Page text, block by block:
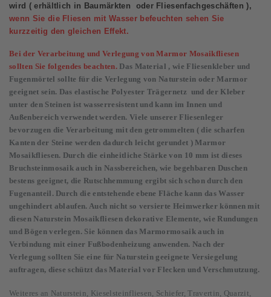
wird ( erhältlich in Baumärkten oder Fliesenfachgeschäften ),
wenn Sie die Fliesen mit Wasser befeuchten sehen Sie
kurzzeitig den gleichen Effekt.
Bei der Verarbeitung und Verlegung von Marmor Mosaikfliesen
sollten Sie folgendes beachten.Das Material , wie Fliesenkleber und
Fugenmörtel sollte für die Verlegung von Naturstein oder Marmor
geeignet sein. Das elastische Polyester Trägernetz und der Kleber
unter den Steinen ist wasserresistent und kann im Innen und
Außenbereich verwendet werden. Viele unserer Fliesenleger
bevorzugen die Verarbeitung mit den getrommelten ( die scharfen
Kanten der Steine werden dadurch leicht gerundet ) Marmor
Mosaikfliesen. Durch die einheitliche Stärke von 10 mm ist dieses
Bruchsteinmosaik auch in Nassbereichen, wie begehbaren Duschen
bestens geeignet, die Rutschhemmung ergibt sich schon durch den
Fugenanteil. Durch die entstehende ebene Fläche kann das Wasser
ungehindert ablaufen. Auch nicht so versierte Heimwerker können mit
diesen Naturstein Mosaikfliesen dekorative Elemente, wie Rundungen
und Bögen verlegen. Sie können das Marmormosaik auch in
Verbindung mit einer Fußbodenheizung anwenden. Nach der
Verlegung sollten Sie eine für Naturstein geeignete Versiegelung
auftragen, diese schützt das Material vor Flecken und Verschmutzung.
Weiteres an Naturstein, Kieselsteinfliesen, Schiefer, Travertin, Quarzit,